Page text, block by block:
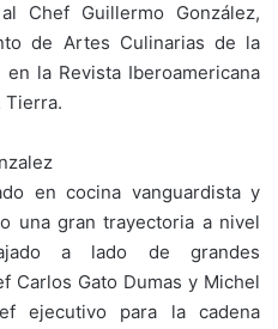
Chef Guillermo González,
de Artes Culinarias de la
la Revista Iberoamericana
Tierra.
en cocina vanguardista y
una gran trayectoria a nivel
a lado de grandes
Carlos Gato Dumas y Michel
ejecutivo para la cadena